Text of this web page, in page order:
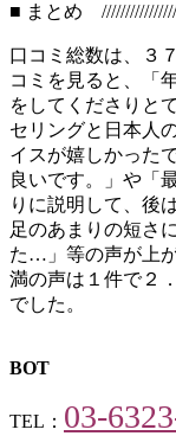
■ まとめ
口コミ総数は、３
コミを見ると、「
をしてくださりと
セリングと日本人
イスが嬉しかった
良いです。」や「
りに説明して、後
足のあまりの短さ
た…」等の声が上
満の声は１件で２
でした。
BOT
TEL： 03-